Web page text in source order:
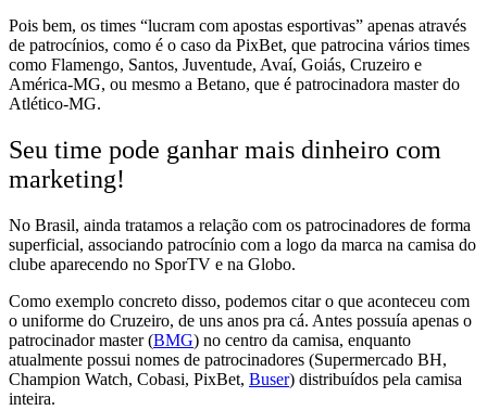
Pois bem, os times “lucram com apostas esportivas” apenas através
de patrocínios, como é o caso da PixBet, que patrocina vários times
como Flamengo, Santos, Juventude, Avaí, Goiás, Cruzeiro e
América-MG, ou mesmo a Betano, que é patrocinadora master do
Atlético-MG.
Seu time pode ganhar mais dinheiro com
marketing!
No Brasil, ainda tratamos a relação com os patrocinadores de forma
superficial, associando patrocínio com a logo da marca na camisa do
clube aparecendo no SporTV e na Globo.
Como exemplo concreto disso, podemos citar o que aconteceu com
o uniforme do Cruzeiro, de uns anos pra cá. Antes possuía apenas o
patrocinador master (BMG) no centro da camisa, enquanto
atualmente possui nomes de patrocinadores (Supermercado BH,
Champion Watch, Cobasi, PixBet, Buser) distribuídos pela camisa
inteira.